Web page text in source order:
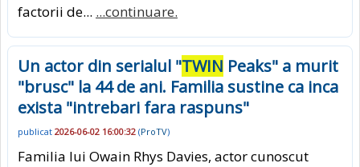
factorii de... ...continuare.
Un actor din serialul "TWIN Peaks" a murit
"brusc" la 44 de ani. Familia sustine ca inca
exista "intrebari fara raspuns"
publicat 2026-06-02 16:00:32 (ProTV)
Familia lui Owain Rhys Davies, actor cunoscut